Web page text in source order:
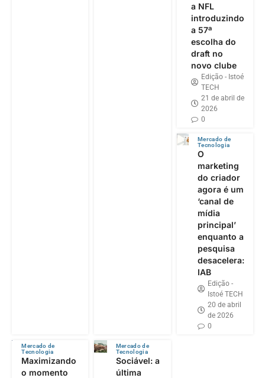
a NFL
introduzindo
a 57ª
escolha do
draft no
novo clube
Edição - Istoé
TECH
21 de abril de
2026
0
Mercado de
Tecnologia
O
marketing
do criador
agora é um
‘canal de
mídia
principal’
enquanto a
pesquisa
desacelera:
IAB
Edição -
Istoé TECH
20 de abril
de 2026
0
Mercado de
Tecnologia
Maximizando
o momento
Mercado de
Tecnologia
Sociável: a
última